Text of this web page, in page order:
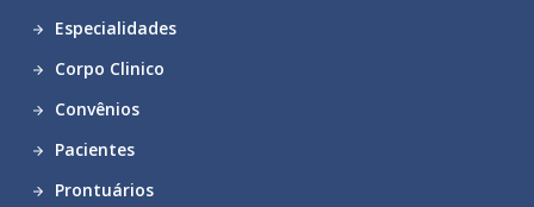
Especialidades
Corpo Clinico
Convênios
Pacientes
Prontuários